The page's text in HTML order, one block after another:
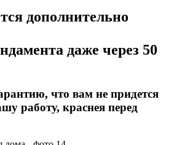
дополнительно
даже через 50
что вам не придется
работу, краснея перед